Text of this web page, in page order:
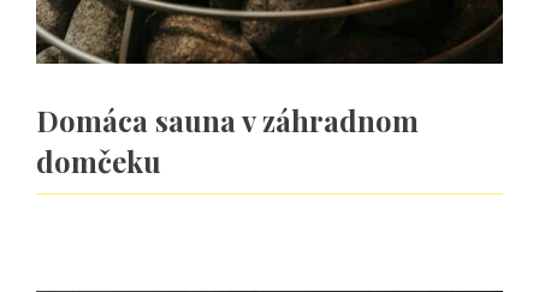
Domáca sauna v záhradnom
domčeku